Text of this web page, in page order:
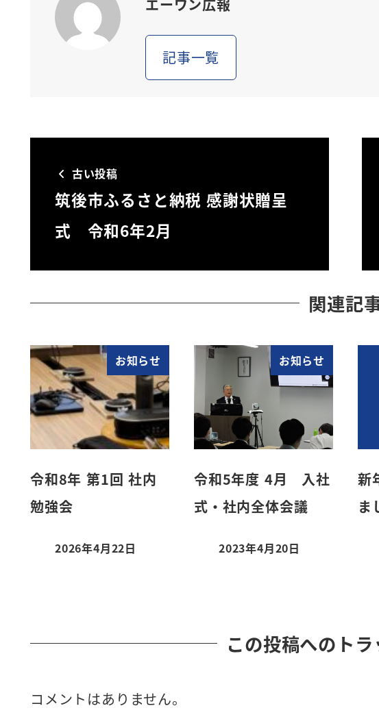
エーワン広報
記事一覧
古い投稿
筑後市ふるさと納税 感謝状贈呈
式 令和6年2月
関連記
お知らせ
令和8年 第1回 社内
勉強会
投稿日
2026年4月22日
お知らせ
令和5年度 4月 入社
式・社内全体会議
投稿日
2023年4月20日
新
ま
この投稿へのト
コメントはありません。